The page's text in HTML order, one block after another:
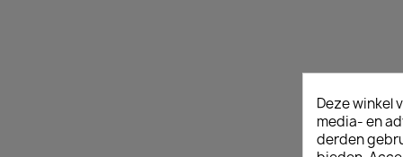
Deze winkel
media- en
derden